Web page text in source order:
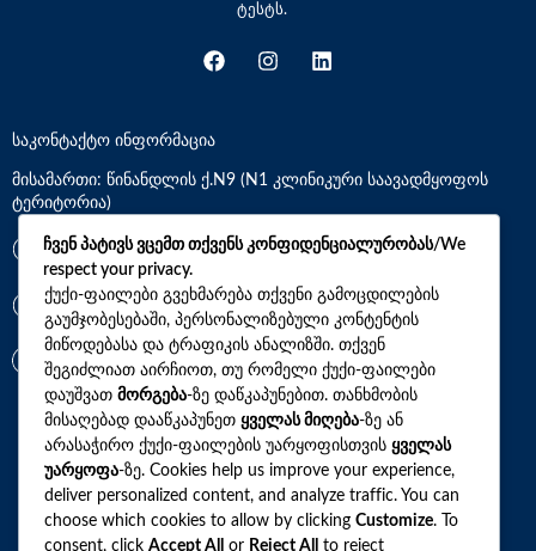
ტესტს.
საკონტაქტო ინფორმაცია
მისამართი: წინანდლის ქ.N9 (N1 კლინიკური საავადმყოფოს
ტერიტორია)
*7770
+(995)32 2 800 111
info@synevo.ge
2021 – 2026 © სინევო. ყველა უფლება დაცულია
ყველა ანალიზი
ჩვენ პატივს ვცემთ თქვენს კონფიდენციალურობას/We
respect your privacy.
ქუქი-ფაილები გვეხმარება თქვენი გამოცდილების
გაუმჯობესებაში, პერსონალიზებული კონტენტის
მიწოდებასა და ტრაფიკის ანალიზში. თქვენ
შეგიძლიათ აირჩიოთ, თუ რომელი ქუქი-ფაილები
დაუშვათ მორგება-ზე დაწკაპუნებით. თანხმობის
მისაღებად დააწკაპუნეთ ყველას მიღება-ზე ან
არასაჭირო ქუქი-ფაილების უარყოფისთვის ყველას
უარყოფა-ზე. Cookies help us improve your experience,
deliver personalized content, and analyze traffic. You can
choose which cookies to allow by clicking Customize. To
consent, click Accept All or Reject All to reject